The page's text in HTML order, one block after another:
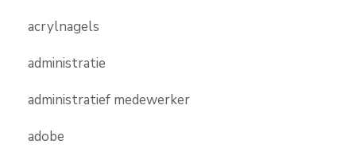
acrylnagels
administratie
administratief medewerker
adobe